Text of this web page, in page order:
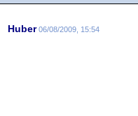
Huber 06/08/2009, 15:54